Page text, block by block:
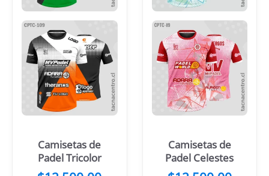
Camisetas de
Padel Tricolor
Camisetas de
Padel Celestes